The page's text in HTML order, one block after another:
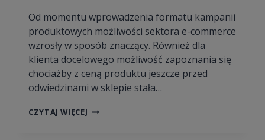
Od momentu wprowadzenia formatu kampanii
produktowych możliwości sektora e-commerce
wzrosły w sposób znaczący. Również dla
klienta docelowego możliwość zapoznania się
chociażby z ceną produktu jeszcze przed
odwiedzinami w sklepie stała…
CZYTAJ WIĘCEJ SKUTECZNE